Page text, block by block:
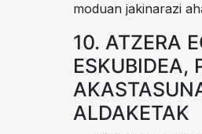
moduan jakinarazi
10. ATZERA
ESKUBIDEA,
ALDAKETAK